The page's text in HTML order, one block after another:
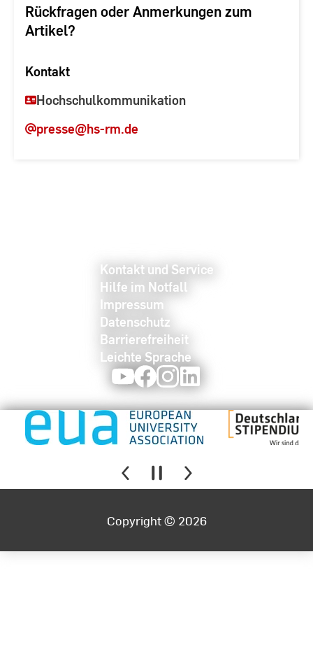
Rückfragen oder Anmerkungen zum
Artikel?
Kontakt
Hochschulkommunikation
presse@hs-rm.de
Kontakt und Service
Hilfe im Notfall
Impressum
Datenschutz
Barrierefreiheit
Leichte Sprache
YoutubeFacebookInstagram
Copyright © 2026